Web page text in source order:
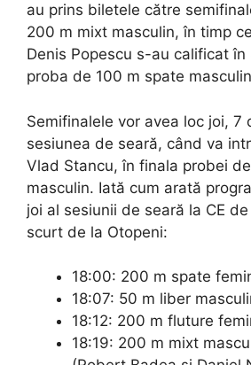
au prins biletele către
200 m mixt masculin, în timp
Denis Popescu s-au calificat în
proba de 100 m spate
Semifinalele vor avea loc joi, 7
sesiunea de seară, când va
Vlad Stancu, în finala probei
masculin. Iată cum arată
joi al sesiunii de seară la CE
scurt de la Otopeni:
18:00: 200 m spate
18:07: 50 m liber
18:12: 200 m fluture
18:19: 200 m mixt